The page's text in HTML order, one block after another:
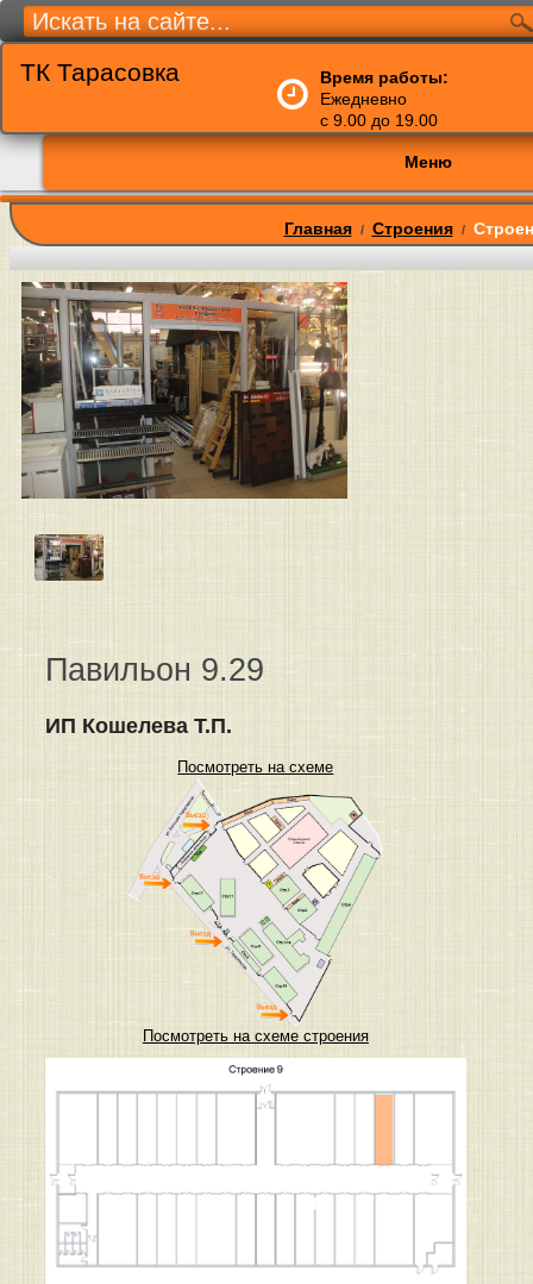
ТК Тарасовка
Время работы:
Ежедневно
с 9.00 до 19.00
Меню
Главная / Строения /
Павильон 9.29
ИП Кошелева Т.П.
Посмотреть на схеме
Посмотреть на схеме строения